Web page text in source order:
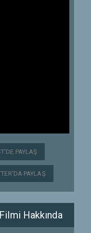
PAYLAŞ
PAYLAŞ
Filmi Hakkında